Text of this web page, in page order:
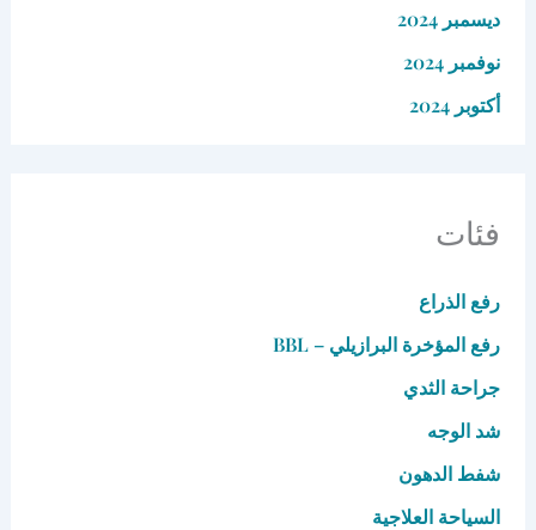
ديسمبر 2024
نوفمبر 2024
أكتوبر 2024
فئات
رفع الذراع
رفع المؤخرة البرازيلي – BBL
جراحة الثدي
شد الوجه
شفط الدهون
السياحة العلاجية